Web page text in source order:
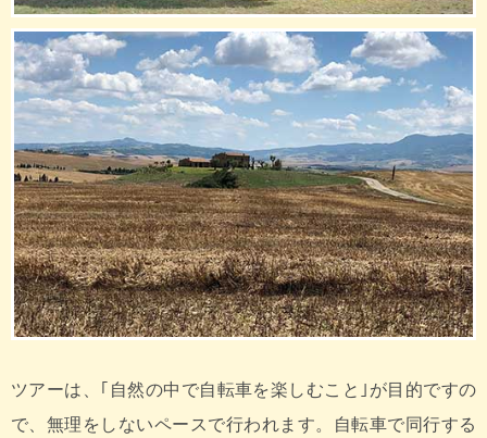
ツアーは、｢自然の中で自転車を楽しむこと｣が目的ですの
で、無理をしないペースで行われます。自転車で同行する